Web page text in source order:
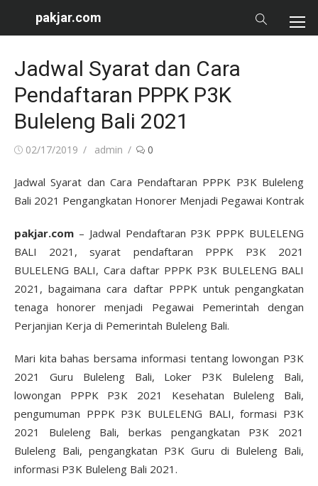
pakjar.com
Jadwal Syarat dan Cara
Pendaftaran PPPK P3K
Buleleng Bali 2021
Posted
02/17/2019 Author
admin 0
Jadwal Syarat dan Cara Pendaftaran PPPK P3K Buleleng
Bali 2021 Pengangkatan Honorer Menjadi Pegawai Kontrak
pakjar.com – Jadwal Pendaftaran P3K PPPK BULELENG
BALI 2021, syarat pendaftaran PPPK P3K 2021
BULELENG BALI, Cara daftar PPPK P3K BULELENG BALI
2021, bagaimana cara daftar PPPK untuk pengangkatan
tenaga honorer menjadi Pegawai Pemerintah dengan
Perjanjian Kerja di Pemerintah Buleleng Bali.
Mari kita bahas bersama informasi tentang lowongan P3K
2021 Guru Buleleng Bali, Loker P3K Buleleng Bali,
lowongan PPPK P3K 2021 Kesehatan Buleleng Bali,
pengumuman PPPK P3K BULELENG BALI, formasi P3K
2021 Buleleng Bali, berkas pengangkatan P3K 2021
Buleleng Bali, pengangkatan P3K Guru di Buleleng Bali,
informasi P3K Buleleng Bali 2021.